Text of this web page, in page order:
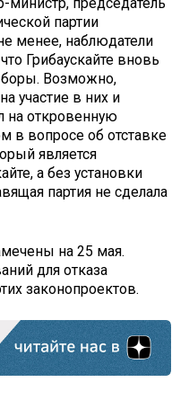
партии
менее, наблюдатели
Грибаускайте вновь
Возможно,
участие в них и
на откровенную
в вопросе об отставке
является
а без установки
партия не сделала
на 25 мая.
для отказа
законопроектов.